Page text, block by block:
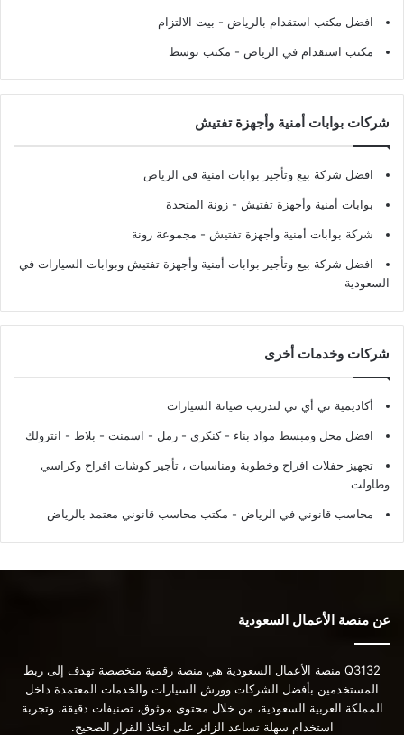
افضل مكتب استقدام بالرياض - بيت الالتزام
مكتب استقدام في الرياض - مكتب توسط
شركات بوابات أمنية وأجهزة تفتيش
افضل شركة بيع وتأجير بوابات امنية في الرياض
بوابات أمنية وأجهزة تفتيش - زونة المتحدة
شركة بوابات أمنية وأجهزة تفتيش - مجموعة زونة
افضل شركة بيع وتأجير بوابات أمنية وأجهزة تفتيش وبوابات السيارات في
السعودية
شركات وخدمات أخرى
أكاديمية تي أي تي لتدريب صيانة السيارات
افضل محل ومبسط مواد بناء - كنكري - رمل - اسمنت - بلاط - انترولك
تجهيز حفلات افراح وخطوبة ومناسبات ، تأجير كوشات افراح وكراسي
وطاولت
محاسب قانوني في الرياض - مكتب محاسب قانوني معتمد بالرياض
عن منصة الأعمال السعودية
Q3132 منصة الأعمال السعودية هي منصة رقمية متخصصة تهدف إلى ربط
المستخدمين بأفضل الشركات وورش السيارات والخدمات المعتمدة داخل
المملكة العربية السعودية، من خلال محتوى موثوق، تصنيفات دقيقة، وتجربة
استخدام سهلة تساعد الزائر على اتخاذ القرار الصحيح.